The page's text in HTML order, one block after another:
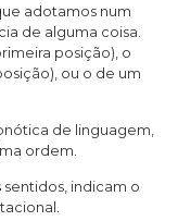
adotamos num
de alguma coisa.
posição), o
ou o de um
de linguagem,
ordem.
sentidos, indicam o